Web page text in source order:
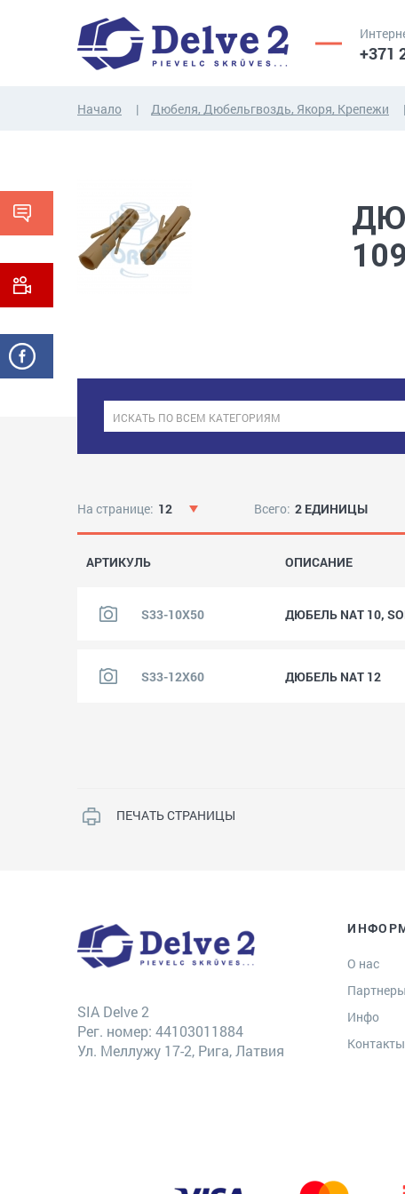
+371
СТЕРЖНИ
Начало Дюбеля, Дюбельгвоздь, Якоря, Крепежи
На странице: 12 Всего: 2 ЕДИНИЦЫ
АРТИКУЛЬ ОПИСАНИЕ
S33-10X50 ДЮБЕЛЬ NAT 10,
S33-12X60 ДЮБЕЛЬ NAT 12
ПЕЧАТЬ СТРАНИЦЫ
SIA Delve 2
Рег. номер: 44103011884
Ул. Меллужу 17-2, Рига, Латвия
О нас
Партнеры
Инфо
Контакты